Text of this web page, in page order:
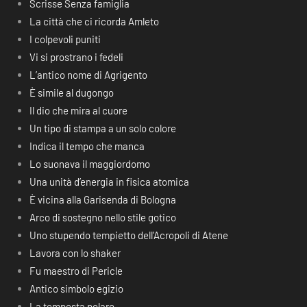
Scrisse Senza famiglia
La città che ci ricorda Amleto
I colpevoli puniti
Vi si prostrano i fedeli
L’antico nome di Agrigento
È simile al dugongo
Il dio che mira al cuore
Un tipo di stampa a un solo colore
Indica il tempo che manca
Lo suonava il maggiordomo
Una unità d’energia in fisica atomica
È vicina alla Garisenda di Bologna
Arco di sostegno nello stile gotico
Uno stupendo tempietto dell’Acropoli di Atene
Lavora con lo shaker
Fu maestro di Pericle
Antico simbolo egizio